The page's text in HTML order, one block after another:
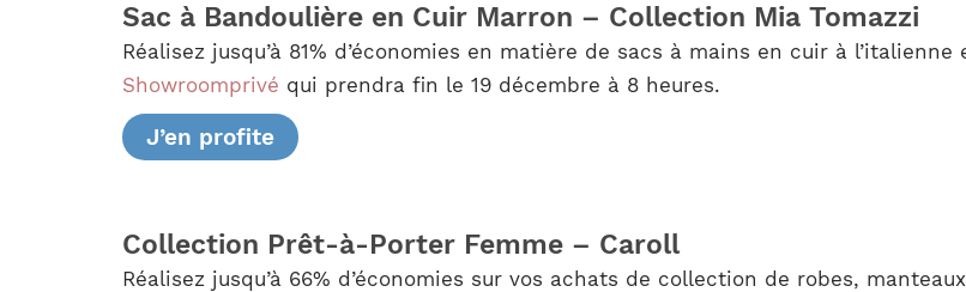
Sac à Bandoulière en Cuir Marron – Collection Mia Tomazzi
Réalisez jusqu’à 81% d’économies en matière de sacs à mains en cuir à
Showroomprivé qui prendra fin le 19 décembre à 8 heures.
J’en profite
Collection Prêt-à-Porter Femme – Caroll
Réalisez jusqu’à 66% d’économies sur vos achats de collection de robes,